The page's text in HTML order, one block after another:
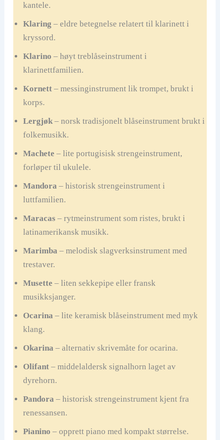
kantele.
Klaring – eldre betegnelse relatert til klarinett i
kryssord.
Klarino – høyt treblåseinstrument i
klarinettfamilien.
Kornett– messinginstrument lik trompet, brukt i
korps.
Lergjøk– norsk tradisjonelt blåseinstrument brukt i
folkemusikk.
Machete – lite portugisisk strengeinstrument,
forløper til ukulele.
Mandora – historisk strengeinstrument i
luttfamilien.
Maracas – rytmeinstrument som ristes, brukt i
latinamerikansk musikk.
Marimba – melodisk slagverksinstrument med
trestaver.
Musette – liten sekkepipe eller fransk
musikksjanger.
Ocarina – lite keramisk blåseinstrument med myk
klang.
Okarina – alternativ skrivemåte for ocarina.
Olifant– middelaldersk signalhorn laget av
dyrehorn.
Pandora – historisk strengeinstrument kjent fra
renessansen.
Pianino – opprett piano med kompakt størrelse.